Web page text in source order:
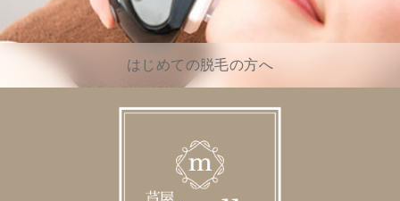
はじめての脱毛の方へ